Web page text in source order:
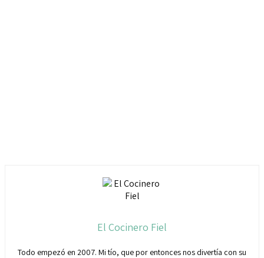
El Cocinero Fiel
Todo empezó en 2007. Mi tío, que por entonces nos divertía con su